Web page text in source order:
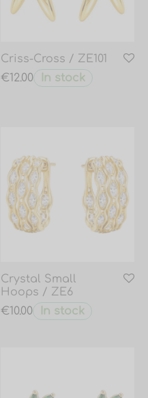
Criss-Cross / ZE101
€12.00 In stock
Crystal Small
Hoops / ZE6
€10.00 In stock